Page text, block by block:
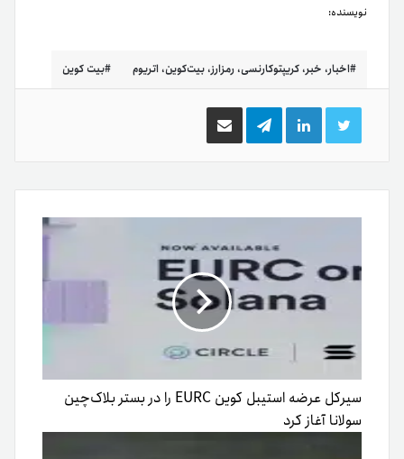
نویسنده:
اخبار، خبر، کریپتوکارنسی، رمزارز، بیت‌کوین، اتریوم بیت کوین
توییتر لینکدینتلگرام اشتراک
گذاری
ایمیل
سیرکل عرضه استیبل کوین EURC را در بستر بلاک‌چین
سولانا آغاز کرد